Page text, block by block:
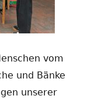
vom
und Bänke
unserer